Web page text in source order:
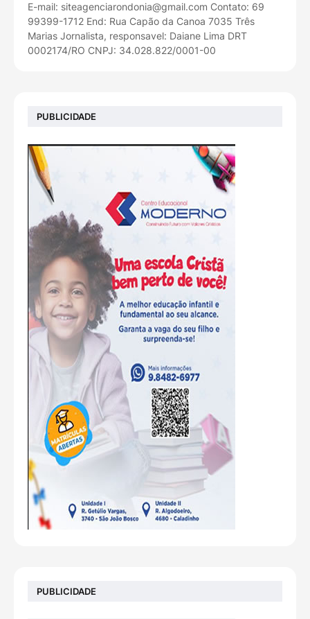
E-mail: siteagenciarondonia@gmail.com Contato: 69
99399-1712 End: Rua Capão da Canoa 7035 Três
Marias Jornalista, responsavel: Daiane Lima DRT
0002174/RO CNPJ: 34.028.822/0001-00
PUBLICIDADE
PUBLICIDADE